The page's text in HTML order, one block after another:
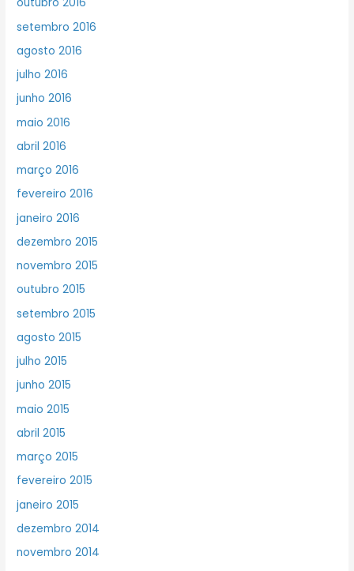
outubro 2016
setembro 2016
agosto 2016
julho 2016
junho 2016
maio 2016
abril 2016
março 2016
fevereiro 2016
janeiro 2016
dezembro 2015
novembro 2015
outubro 2015
setembro 2015
agosto 2015
julho 2015
junho 2015
maio 2015
abril 2015
março 2015
fevereiro 2015
janeiro 2015
dezembro 2014
novembro 2014